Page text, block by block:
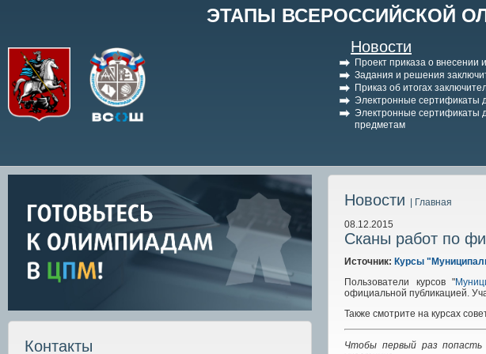
ЭТАПЫ ВСЕРОССИЙСКОЙ
Новости
Проект приказа о внесении
Задания и решения
Приказ об итогах
Электронные сертификаты
Электронные сертификаты
предметам
Контакты
Новости
| Главная
08.12.2015
Сканы работ по
Источник: Курсы
Пользователи курсов "
официальной публикацией.
Также смотрите на курсах
Чтобы первый раз